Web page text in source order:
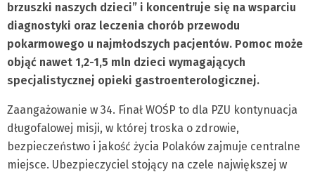
brzuszki naszych dzieci” i koncentruje się na wsparciu
diagnostyki oraz leczenia chorób przewodu
pokarmowego u najmłodszych pacjentów. Pomoc może
objąć nawet 1,2-1,5 mln dzieci wymagających
specjalistycznej opieki gastroenterologicznej.
Zaangażowanie w 34. Finał WOŚP to dla PZU kontynuacja
długofalowej misji, w której troska o zdrowie,
bezpieczeństwo i jakość życia Polaków zajmuje centralne
miejsce. Ubezpieczyciel stojący na czele największej w